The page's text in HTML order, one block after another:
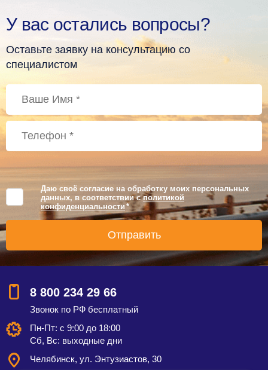
У вас остались вопросы?
Оставьте заявку на консультацию со
специалистом
Даю своё согласие на обработку моих персональных
данных, в соответствии сполитикой
конфиденциальности *
8 800 234 29 66
Звонок по РФ бесплатный
Пн-Пт: с 9:00 до 18:00
Сб, Вс: выходные дни
Челябинск, ул. Энтузиастов, 30